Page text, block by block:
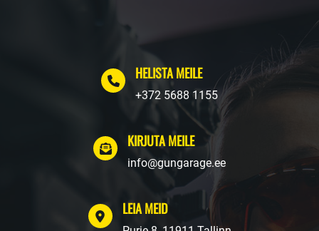
HELISTA MEILE
+372 5688 1155
KIRJUTA MEILE
info@gungarage.ee
LEIA MEID